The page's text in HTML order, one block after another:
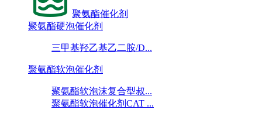
聚氨酯催化剂
聚氨酯硬泡催化剂
三甲基羟乙基乙二胺/D...
聚氨酯软泡催化剂
聚氨酯软泡沫复合型叔...
聚氨酯软泡催化剂CAT ...